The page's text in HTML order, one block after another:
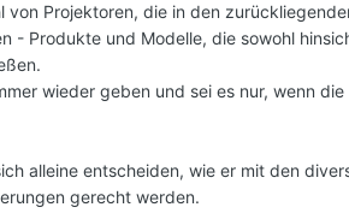
von Projektoren, die in den
- Produkte und Modelle, die sowohl
wieder geben und sei es nur, wenn
alleine entscheiden, wie er mit den
gerecht werden.